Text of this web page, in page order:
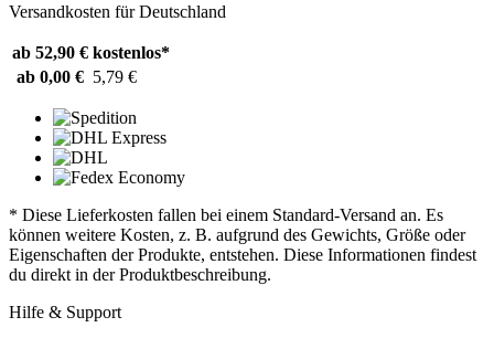
Versandkosten für Deutschland
ab 52,90 € kostenlos*
ab 0,00 € 5,79 €
* Diese Lieferkosten fallen bei einem Standard-Versand an. Es
können weitere Kosten, z. B. aufgrund des Gewichts, Größe oder
Eigenschaften der Produkte, entstehen. Diese Informationen findest
du direkt in der Produktbeschreibung.
Hilfe & Support